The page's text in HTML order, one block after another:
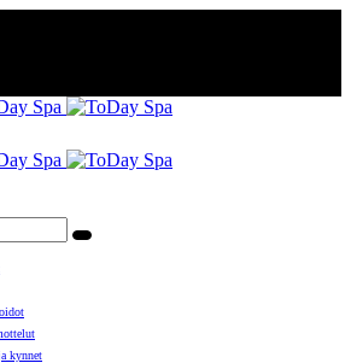
kynnet